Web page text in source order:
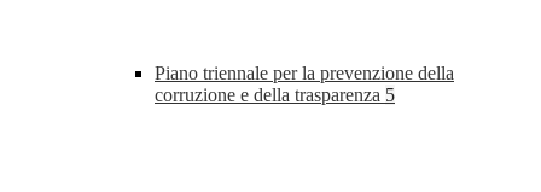
Piano triennale per la prevenzione della
corruzione e della trasparenza 5